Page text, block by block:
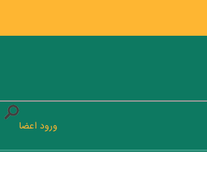
ورود اعضا